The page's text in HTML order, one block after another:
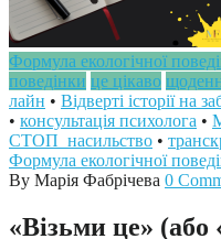
Формула екологічної
поведінки це цікаво
лайн • Відверті історії на
• консультація психолога •
СТОП_насильство •
Формула екологічної
By Марія Фабрічева 0
«Візьми це»